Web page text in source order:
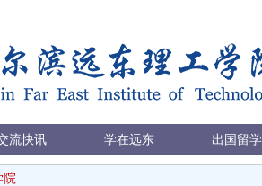
流快讯 学在远东 出国留学
院